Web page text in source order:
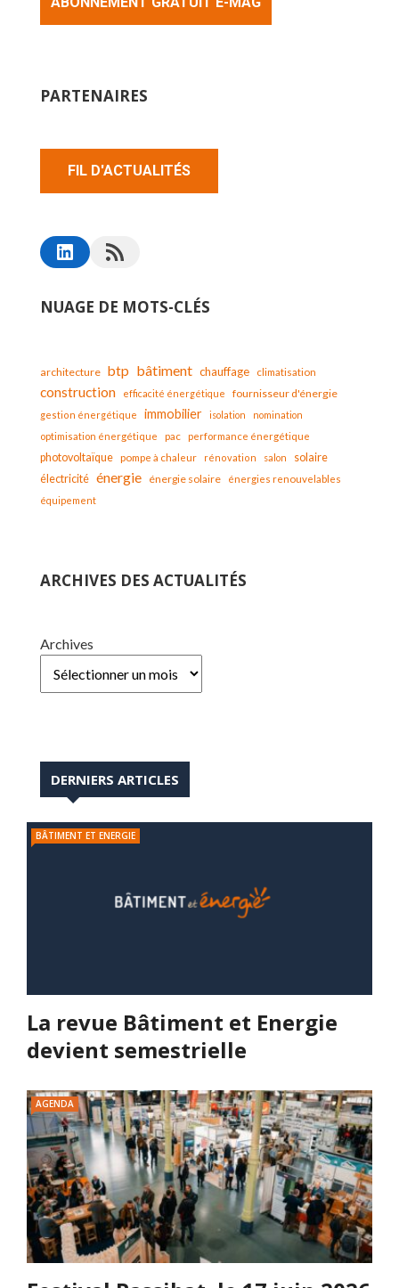
PARTENAIRES
FIL D'ACTUALITÉS
NUAGE DE MOTS-CLÉS
architecture btp bâtiment chauffage climatisation
construction efficacité énergétique fournisseur d'énergie
gestion énergétique immobilier isolation
nomination
optimisation énergétique
pac performance énergétique
photovoltaïque pompe à chaleur rénovation salon solaire
électricité énergie énergie solaire
énergies renouvelables
équipement
ARCHIVES DES ACTUALITÉS
Archives
DERNIERS ARTICLES
BÂTIMENT ET ENERGIE
La revue Bâtiment et Energie
devient semestrielle
AGENDA